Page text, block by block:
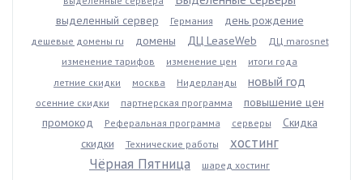
выделенный сервер Германия день рождение
дешевые домены ru домены ДЦ LeaseWeb
ДЦ marosnet
изменение тарифов
изменение цен
итоги года
летние скидки
москва Нидерланды новый год
осенние скидки партнерская программа
повышение цен
промокод
Реферальная программа серверы
Скидка
скидки
Технические работы
хостинг
Чёрная Пятница
шаред хостинг